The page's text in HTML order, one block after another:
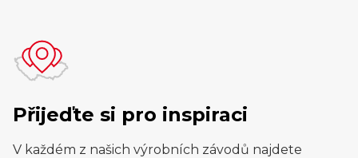
Přijeďte si pro inspiraci
V každém z našich výrobních závodů najdete